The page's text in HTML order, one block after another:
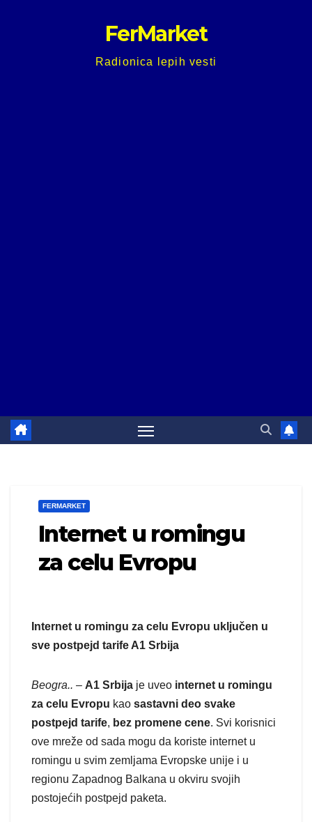
FerMarket
Radionica lepih vesti
FERMARKET
Internet u romingu
za celu Evropu
Internet u romingu za celu Evropu uključen u
sve postpejd tarife A1 Srbija
Beogra.. – A1 Srbija je uveo internet u romingu
za celu Evropu kao sastavni deo svake
postpejd tarife, bez promene cene. Svi korisnici
ove mreže od sada mogu da koriste internet u
romingu u svim zemljama Evropske unije i u
regionu Zapadnog Balkana u okviru svojih
postojećih postpejd paketa.